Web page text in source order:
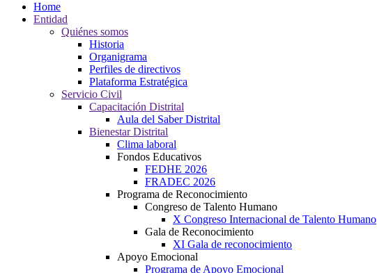
Home
Entidad
Quiénes somos
Historia
Organigrama
Perfiles de directivos
Plataforma Estratégica
Servicio Civil
Capacitación Distrital
Aula del Saber Distrital
Bienestar Distrital
Clima laboral
Fondos Educativos
FEDHE 2026
FRADEC 2026
Programa de Reconocimiento
Congreso de Talento Humano
X Congreso Internacional de Talento Humano
Gala de Reconocimiento
XI Gala de reconocimiento
Apoyo Emocional
Programa de Apoyo Emocional